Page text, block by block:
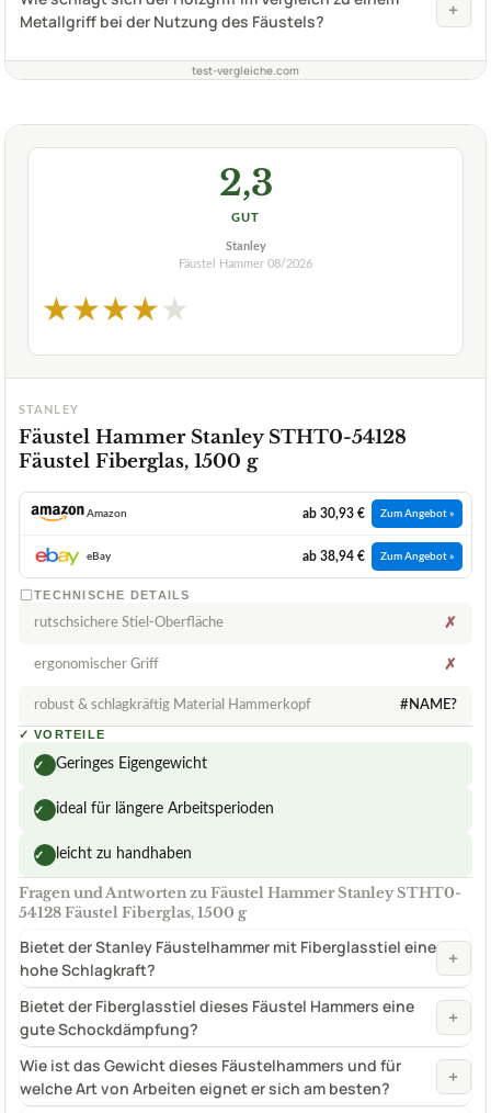
Metallgriff bei der Nutzung des Fäustels?
+
test-vergleiche.com
2,3
GUT
Stanley
Fäustel Hammer 08/2026
★★★★★
STANLEY
Fäustel Hammer Stanley STHT0-54128
Fäustel Fiberglas, 1500 g
Amazon ab 30,93 € Zum Angebot »
eBay ab 38,94 € Zum Angebot »
TECHNISCHE DETAILS
rutschsichere Stiel-Oberfläche ✗
ergonomischer Griff ✗
robust & schlagkräftig Material Hammerkopf #NAME?
✓ VORTEILE
✓ Geringes Eigengewicht
✓ ideal für längere Arbeitsperioden
✓ leicht zu handhaben
Fragen und Antworten zu Fäustel Hammer Stanley STHT0-
54128 Fäustel Fiberglas, 1500 g
Bietet der Stanley Fäustelhammer mit Fiberglasstiel eine
hohe Schlagkraft?
+
Bietet der Fiberglasstiel dieses Fäustel Hammers eine
gute Schockdämpfung?
+
Wie ist das Gewicht dieses Fäustelhammers und für
welche Art von Arbeiten eignet er sich am besten?
+